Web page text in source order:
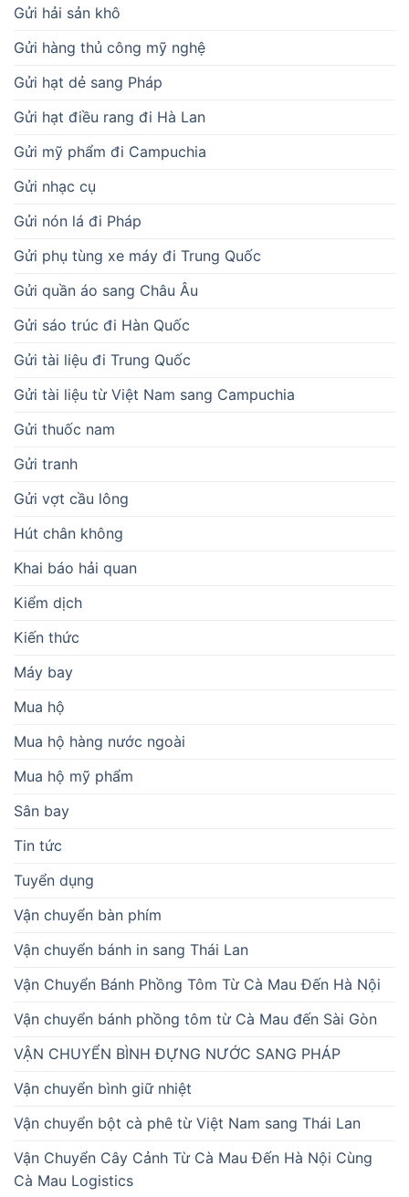
Gửi hải sản khô
Gửi hàng thủ công mỹ nghệ
Gửi hạt dẻ sang Pháp
Gửi hạt điều rang đi Hà Lan
Gửi mỹ phẩm đi Campuchia
Gửi nhạc cụ
Gửi nón lá đi Pháp
Gửi phụ tùng xe máy đi Trung Quốc
Gửi quần áo sang Châu Âu
Gửi sáo trúc đi Hàn Quốc
Gửi tài liệu đi Trung Quốc
Gửi tài liệu từ Việt Nam sang Campuchia
Gửi thuốc nam
Gửi tranh
Gửi vợt cầu lông
Hút chân không
Khai báo hải quan
Kiểm dịch
Kiến thức
Máy bay
Mua hộ
Mua hộ hàng nước ngoài
Mua hộ mỹ phẩm
Sân bay
Tin tức
Tuyển dụng
Vận chuyển bàn phím
Vận chuyển bánh in sang Thái Lan
Vận Chuyển Bánh Phồng Tôm Từ Cà Mau Đến Hà Nội
Vận chuyển bánh phồng tôm từ Cà Mau đến Sài Gòn
VẬN CHUYỂN BÌNH ĐỰNG NƯỚC SANG PHÁP
Vận chuyển bình giữ nhiệt
Vận chuyển bột cà phê từ Việt Nam sang Thái Lan
Vận Chuyển Cây Cảnh Từ Cà Mau Đến Hà Nội Cùng
Cà Mau Logistics